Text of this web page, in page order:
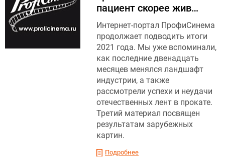
пациент скорее жив…
Интернет-портал ПрофиСинема
продолжает подводить итоги
2021 года. Мы уже вспоминали,
как последние двенадцать
месяцев менялся ландшафт
индустрии, а также
рассмотрели успехи и неудачи
отечественных лент в прокате.
Третий материал посвящен
результатам зарубежных
картин.
Подробнее